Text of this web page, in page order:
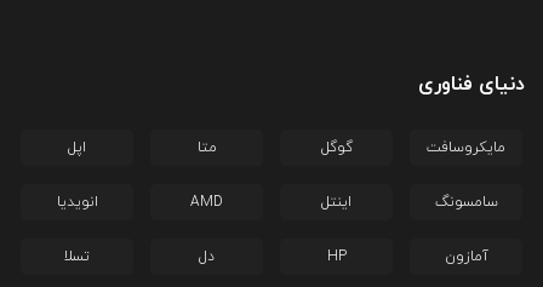
دنیای فناوری
مایکروسافت گوگل متا اپل
سامسونگ اینتل AMD انویدیا
آمازون HP دل تسلا